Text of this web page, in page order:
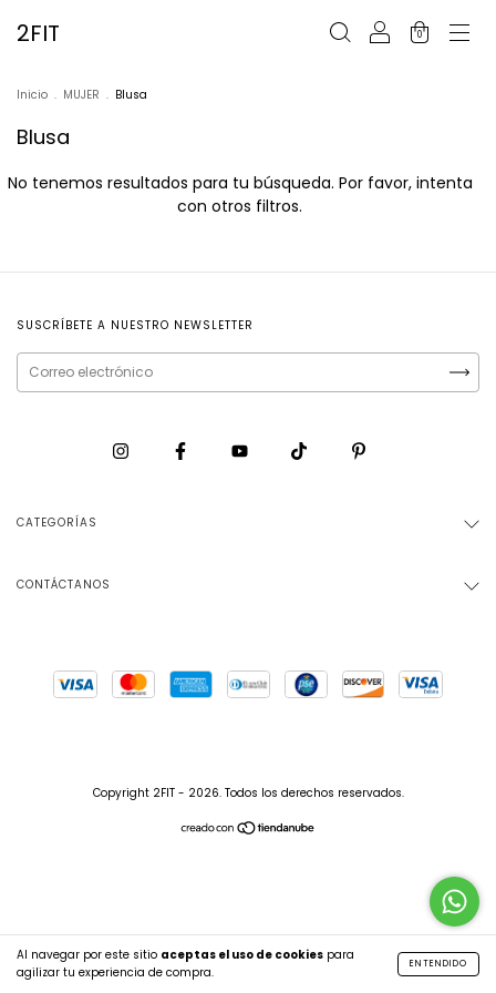
2FIT 0
Al navegar por este sitio aceptas el uso de cookies para
agilizar tu experiencia de compra.
ENTENDIDO
Inicio . MUJER . Blusa
Blusa
No tenemos resultados para tu búsqueda. Por favor, intenta
con otros filtros.
SUSCRÍBETE A NUESTRO NEWSLETTER
CATEGORÍAS
CONTÁCTANOS
Copyright 2FIT - 2026. Todos los derechos reservados.